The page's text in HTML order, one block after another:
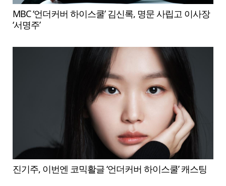
MBC ‘언더커버 하이스쿨’ 김신록, 명문 사립고 이사장
‘서명주’
진기주, 이번엔 코믹활글 ‘언더커버 하이스쿨’ 캐스팅